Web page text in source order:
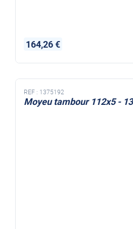
164,26 €
REF : 1375192
Moyeu tambour 112x5 -